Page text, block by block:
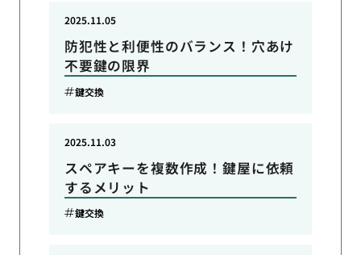
防犯性と利便性のバランス！穴あけ
不要鍵の限界
2025.11.05
鍵交換
スペアキーを複数作成！鍵屋に依頼
するメリット
2025.11.03
鍵交換